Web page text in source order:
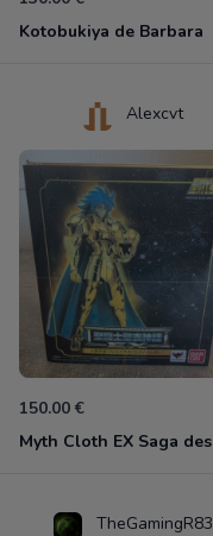
Kotobukiya de Barbara
Alexcvt
150.00 €
TheGamingR83